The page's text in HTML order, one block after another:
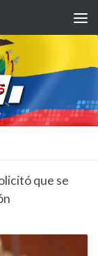
que se